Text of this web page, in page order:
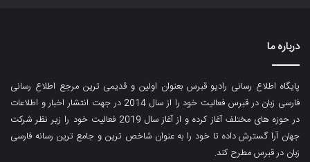
درباره ما
پایگاه اطلاع رسانی رادیو قبرس بعنوان اولین و قدیمی ترین مرجع اطلاع رسانی
فارسی زبان در قبرس فعالیت خود را از سال 2014 در جهت انتشار اخبار و اطلاعات
در حوزه های مختلف آغاز کرده و از آغاز سال 2019 فعالیت خود را زیر نظر شرکت
جهان آرا گسترش داده تا خود را به عنوان شاخص ترین و جامع ترین رسانه فارسی
زبان در قبرس مطرح کند.